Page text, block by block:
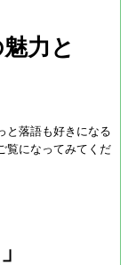
力と
と落語も好きになる
覧になってみてくだ